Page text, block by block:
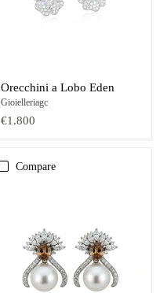
Orecchini a Lobo Eden
Gioielleriagc
€1.800
Compare